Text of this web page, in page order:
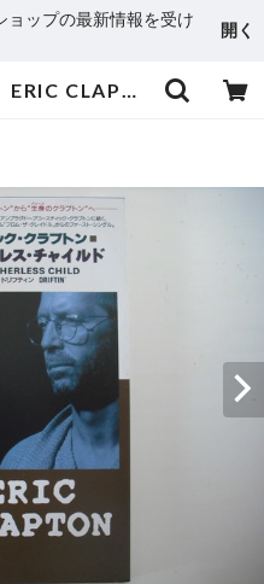
ョップの最新情報を受け
開く
【3" CD single】ERIC CLAPTON / MOTHERLESS CHILD | aeromamas2000